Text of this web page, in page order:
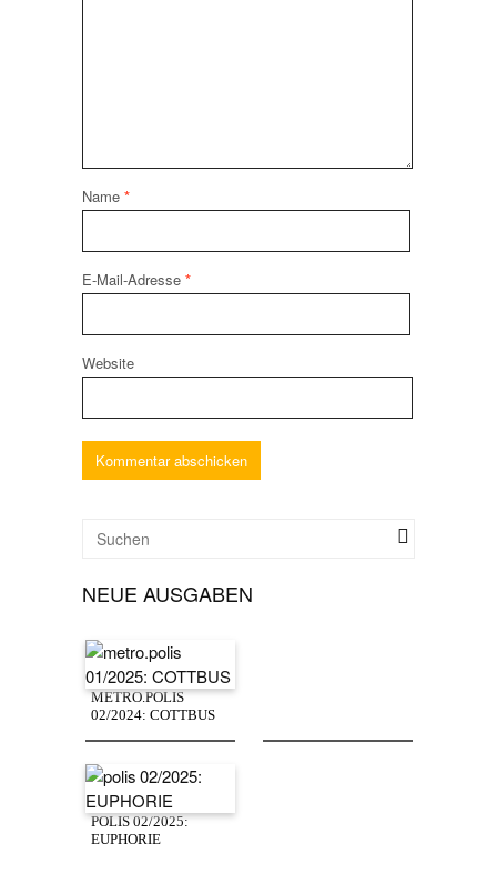
Name *
E-Mail-Adresse *
Website
NEUE AUSGABEN
METRO.POLIS
02/2024: COTTBUS
POLIS 02/2025:
EUPHORIE